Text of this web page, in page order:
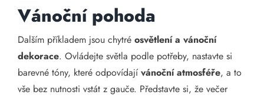
Vánoční pohoda
Dalším příkladem jsou chytré osvětlení a vánoční
dekorace. Ovládejte světla podle potřeby, nastavte si
barevné tóny, které odpovídajívánoční atmosféře, a to
vše bez nutnosti vstát z gauče. Představte si, že večer